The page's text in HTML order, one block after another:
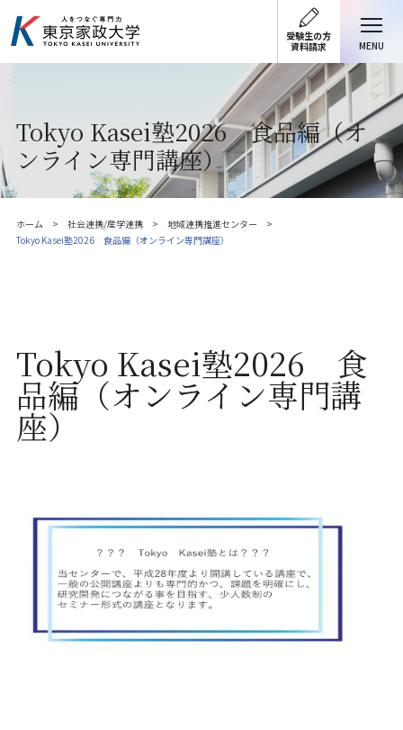
受験生の方
資料請求
MENU
Tokyo Kasei塾2026 食品編（オ
ンライン専門講座）
ホーム 社会連携/産学連携
地域連携推進センター
Tokyo Kasei塾2026 食品編（オンライン専門講座）
Tokyo Kasei塾2026 食
品編（オンライン専門講
座）